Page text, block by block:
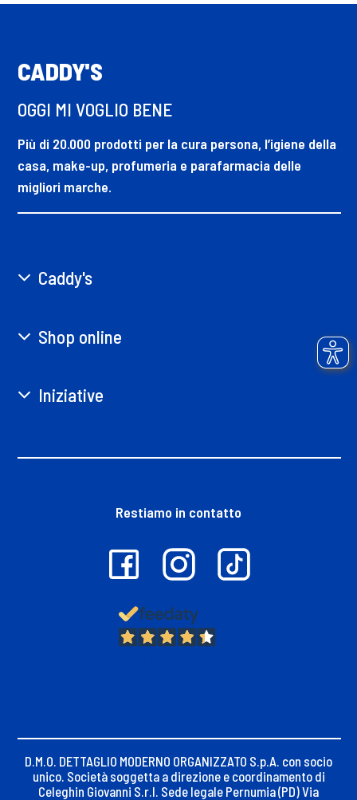
CADDY'S
OGGI MI VOGLIO BENE
Più di 20.000 prodotti per la cura persona, l’igiene della
casa, make-up, profumeria e parafarmacia delle
migliori marche.
Caddy's
Shop online
Iniziative
Restiamo in contatto
D.M.O. DETTAGLIO MODERNO ORGANIZZATO S.p.A. con socio
unico. Società soggetta a direzione e coordinamento di
Celeghin Giovanni S.r.l. Sede legale Pernumia (PD) Via